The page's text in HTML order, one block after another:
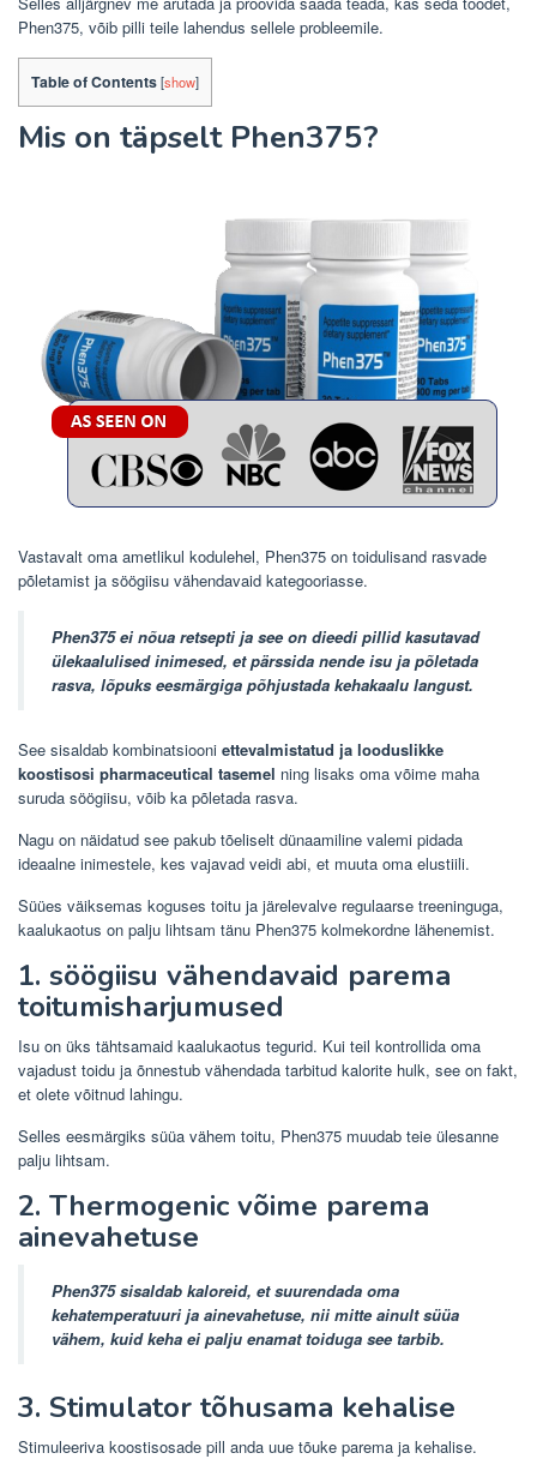
Phen375, võib pilli teile lahendus sellele probleemile.
Table of Contents[show]
Mis on täpselt Phen375?
Vastavalt oma ametlikul kodulehel, Phen375 on toidulisand rasvade
põletamist ja söögiisu vähendavaid kategooriasse.
Phen375 ei nõua retsepti ja see on dieedi pillid kasutavad
ülekaalulised inimesed, et pärssida nende isu ja põletada
rasva, lõpuks eesmärgiga põhjustada kehakaalu langust.
See sisaldab kombinatsiooni ettevalmistatud ja looduslikke
koostisosi pharmaceutical tasemel ning lisaks oma võime maha
suruda söögiisu, võib ka põletada rasva.
Nagu on näidatud see pakub tõeliselt dünaamiline valemi pidada
ideaalne inimestele, kes vajavad veidi abi, et muuta oma elustiili.
Süües väiksemas koguses toitu ja järelevalve regulaarse treeninguga,
kaalukaotus on palju lihtsam tänu Phen375 kolmekordne lähenemist.
1. söögiisu vähendavaid parema
toitumisharjumused
Isu on üks tähtsamaid kaalukaotus tegurid. Kui teil kontrollida oma
vajadust toidu ja õnnestub vähendada tarbitud kalorite hulk, see on fakt,
et olete võitnud lahingu.
Selles eesmärgiks süüa vähem toitu, Phen375 muudab teie ülesanne
palju lihtsam.
2. Thermogenic võime parema
ainevahetuse
Phen375 sisaldab kaloreid, et suurendada oma
kehatemperatuuri ja ainevahetuse, nii mitte ainult süüa
vähem, kuid keha ei palju enamat toiduga see tarbib.
3. Stimulator tõhusama kehalise
Stimuleeriva koostisosade pill anda uue tõuke parema ja kehalise.